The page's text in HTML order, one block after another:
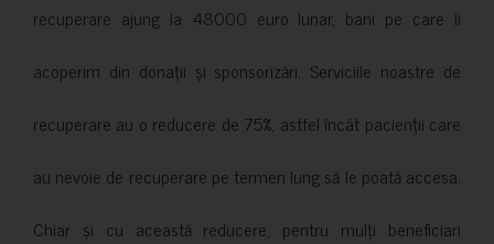
recuperare ajung la 48000 euro lunar, bani pe care îi
acoperim din donații și sponsorizări. Serviciile noastre de
recuperare au o reducere de 75%, astfel încât pacienții care
au nevoie de recuperare pe termen lung să le poată accesa.
Chiar și cu această reducere, pentru mulți beneficiari